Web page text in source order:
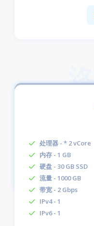
处理器 - * 2 vCore
内存 - 1 GB
硬盘 - 30 GB SSD
流量 - 1000 GB
带宽 - 2 Gbps
IPv4 - 1
IPv6 - 1